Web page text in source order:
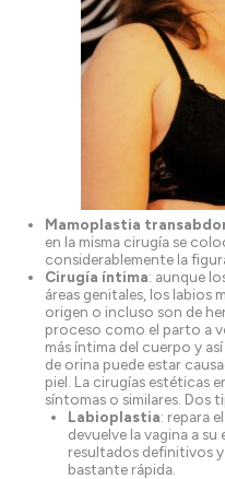
Mamoplastia
en la misma cirugía se
considerablemente la
Cirugía íntima: aunque
áreas genitales, los labios
origen o incluso son de
proceso como el parto a
más íntima del cuerpo y
de orina puede estar
piel. La cirugías estéticas
síntomas o similares. Dos
Labioplastia: repara
devuelve la vagina a
resultados definitivos
bastante rápida.